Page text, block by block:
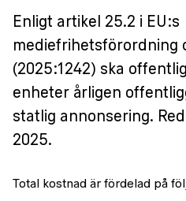
Enligt artikel 25.2 i EU:s
mediefrihetsförordning
(2025:1242) ska
enheter årligen
statlig annonsering.
2025.
Total kostnad är fördelad på